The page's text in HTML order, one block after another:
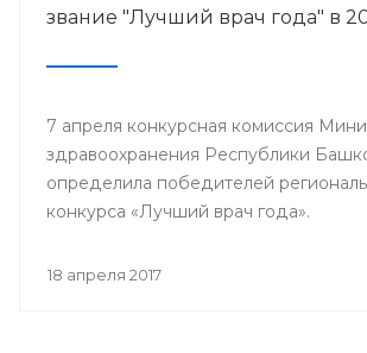
звание "Лучший врач года" в
7 апреля конкурсная комиссия
здравоохранения Республики
определила победителей
конкурса «Лучший врач года».
18 апреля 2017